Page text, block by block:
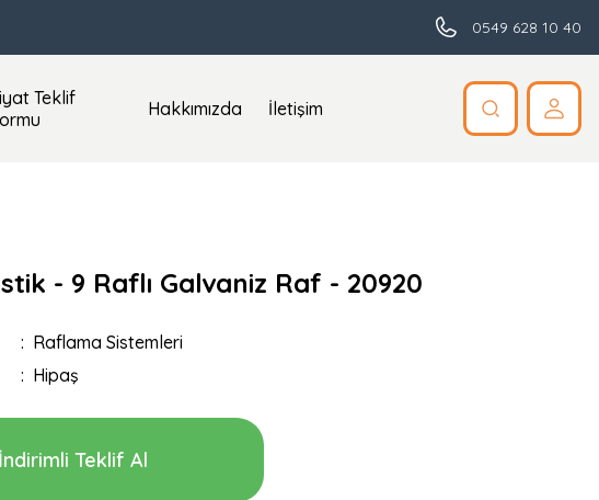
0549 628 10 40
Teklif
Hakkımızda İletişim
- 9 Raflı Galvaniz Raf - 20920
Raflama Sistemleri
Hipaş
İndirimli Teklif Al